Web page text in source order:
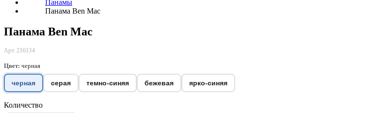
Панамы
Панама Ben Mac
Панама Ben Mac
Арт. 236134
Цвет: черная
черная серая темно-синяя бежевая ярко-синяя
Количество